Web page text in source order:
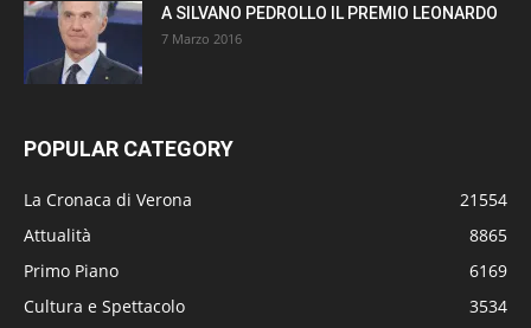
A SILVANO PEDROLLO IL PREMIO LEONARDO
7 Marzo 2016
POPULAR CATEGORY
La Cronaca di Verona
21554
Attualità
8865
Primo Piano
6169
Cultura e Spettacolo
3534